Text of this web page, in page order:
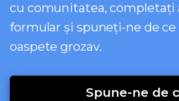
cu comunitatea, completați
formular și spuneți-ne de ce
oaspete grozav.
Spune-ne de